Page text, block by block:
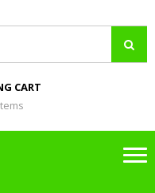
LAO, IP-
PBX LAO,
LAO,
CART